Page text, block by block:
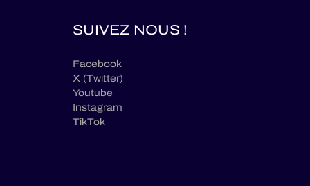
SUIVEZ NOUS !
Facebook
X (Twitter)
Youtube
Instagram
TikTok